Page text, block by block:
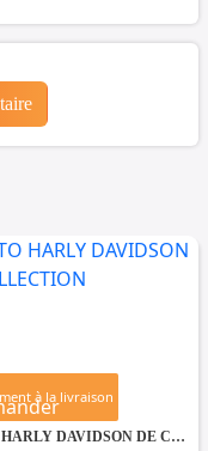
à la livraison
MOTO HARLY DAVIDSON DE CPLLECTION